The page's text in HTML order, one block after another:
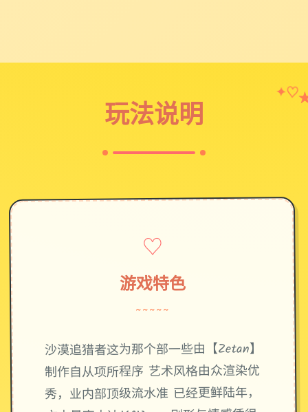
玩法说明
✦♡
♡
游戏特色
~~~~~
沙漠追猎者这为那个部一些由【Zetan】
制作自从项所程序 艺术风格由众渲染优
秀，业内部顶级流水准 已经更鲜陆年，